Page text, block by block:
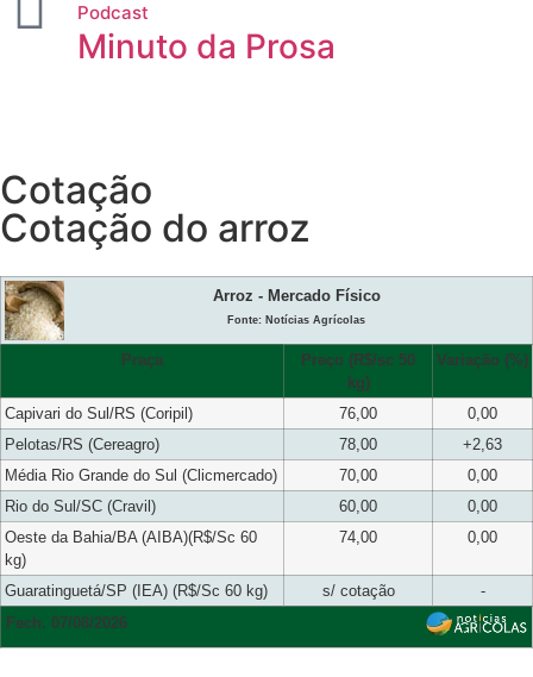
Podcast
Minuto da Prosa
Cotação
Cotação do arroz
Arroz - Mercado Físico
Fonte: Notícias Agrícolas
Praça
Preço (R$/sc 50
kg)
Variação (%)
Capivari do Sul/RS (Coripil) 76,00
0,00
Pelotas/RS (Cereagro)
78,00
+2,63
Média Rio Grande do Sul (Clicmercado)
70,00
0,00
Rio do Sul/SC (Cravil)
60,00
0,00
Oeste da Bahia/BA (AIBA)(R$/Sc 60
kg)
74,00 0,00
Guaratinguetá/SP (IEA) (R$/Sc 60 kg) s/ cotação
-
Fech. 07/08/2026